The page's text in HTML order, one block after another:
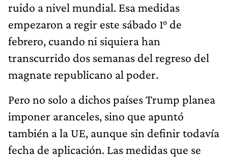
ruido a nivel mundial. Esa medidas
empezaron a regir este sábado 1° de
febrero, cuando ni siquiera han
transcurrido dos semanas del regreso del
magnate republicano al poder.
Pero no solo a dichos países Trump planea
imponer aranceles, sino que apuntó
también a la UE, aunque sin definir todavía
fecha de aplicación. Las medidas que se